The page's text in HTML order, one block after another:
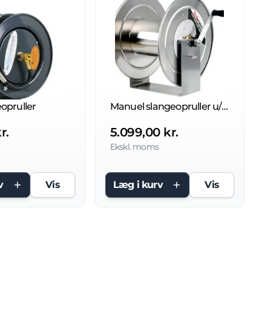
Vis
Manuel slangeopruller u/slange 300 bar
5.099,00 kr.
Ekskl. moms
Læg i kurv Vis